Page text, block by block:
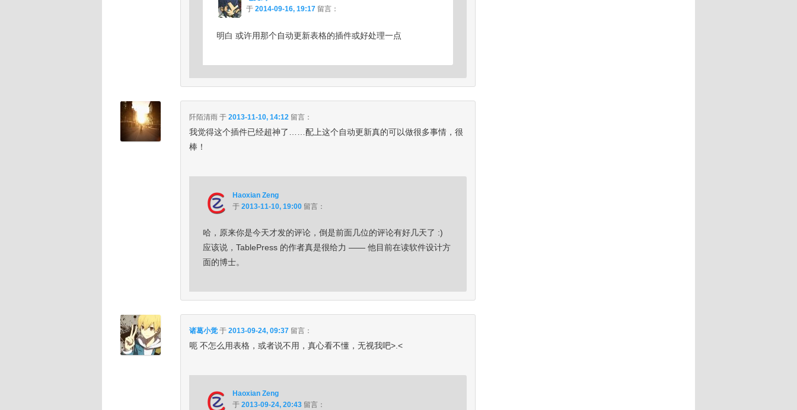
于 2014-09-16, 19:17 留言：
明白 或许用那个自动更新表格的插件或好处理一点
阡陌清雨 于 2013-11-10, 14:12 留言：
我觉得这个插件已经超神了……配上这个自动更新真的可以做很多事情，很
棒！
Haoxian Zeng
于 2013-11-10, 19:00 留言：
哈，原来你是今天才发的评论，倒是前面几位的评论有好几天了 :)
应该说，TablePress 的作者真是很给力 —— 他目前在读软件设计方
面的博士。
诸葛小觉 于 2013-09-24, 09:37 留言：
呃 不怎么用表格，或者说不用，真心看不懂，无视我吧>.<
Haoxian Zeng
于 2013-09-24, 20:43 留言：